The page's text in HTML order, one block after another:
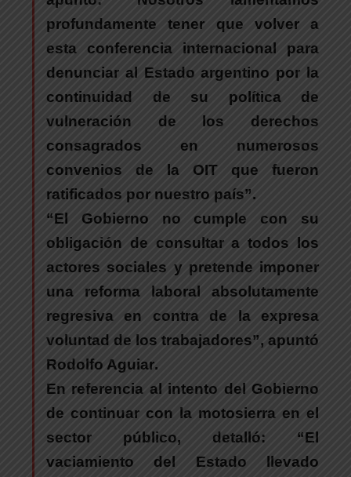
profundamente tener que volver a
esta conferencia internacional para
denunciar al Estado argentino por la
continuidad de su política de
vulneración de los derechos
consagrados en numerosos
convenios de la OIT que fueron
ratificados por nuestro país”.
“El Gobierno no cumple con su
obligación de consultar a todos los
actores sociales y pretende imponer
una reforma laboral absolutamente
regresiva en contra de la expresa
voluntad de los trabajadores”, apuntó
Rodolfo Aguiar.
En referencia al intento del Gobierno
de continuar con la motosierra en el
sector público, detalló: “El
vaciamiento del Estado llevado